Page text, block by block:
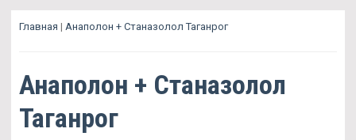
Главная | Анаполон + Станазолол Таганрог
Анаполон + Станазолол
Таганрог